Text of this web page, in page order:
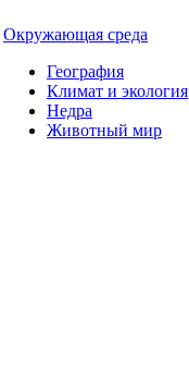
Окружающая среда
География
Климат и экология
Недра
Животный мир